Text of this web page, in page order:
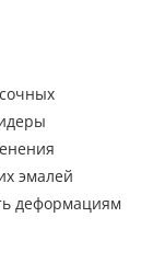
эмалей
деформациям